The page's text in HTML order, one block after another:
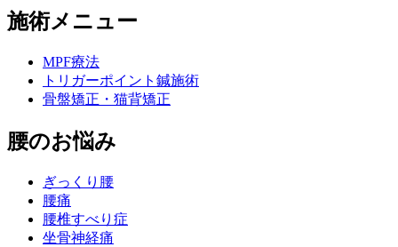
施術メニュー
MPF療法
トリガーポイント鍼施術
骨盤矯正・猫背矯正
腰のお悩み
ぎっくり腰
腰痛
腰椎すべり症
坐骨神経痛